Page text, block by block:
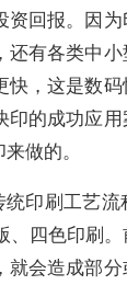
回报。因
有各类中
，这是数
的成功应
做的。
印刷工艺流
、四色印刷
会造成部